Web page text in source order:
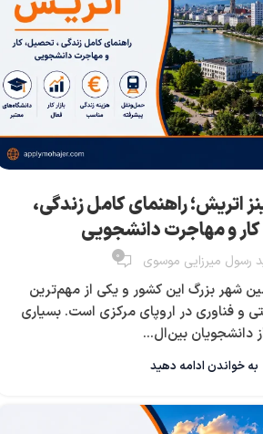
اتریش؛ راهنمای کامل زندگی،
و مهاجرت دانشجویی
رسول میرزایی موسوی 0
شهر بزرگ این کشور و یکی از مهم‌ترین
و فناوری در اروپای مرکزی است. بسیاری
دانشجویان بین‌ال...
به خواندن ادامه دهید